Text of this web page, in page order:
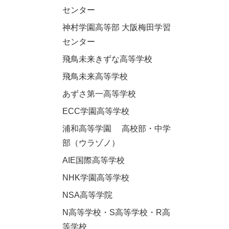
センター
神村学園高等部 大阪梅田学習
センター
飛鳥未来きずな高等学校
飛鳥未来高等学校
あずさ第一高等学校
ECC学園高等学校
浦和高等学園 高校部・中学
部（ウラゾノ）
AIE国際高等学校
NHK学園高等学校
NSA高等学院
N高等学校・S高等学校・R高
等学校